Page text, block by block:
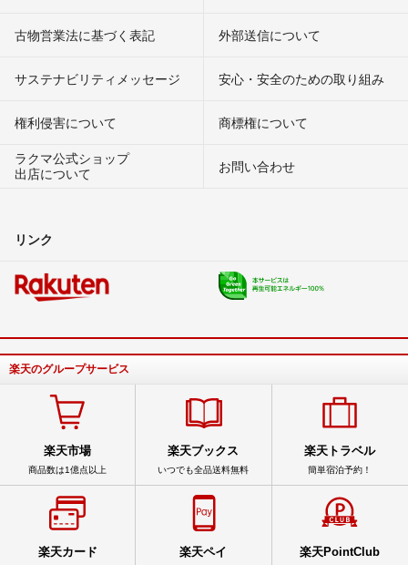
古物営業法に基づく表記 外部送信について
サステナビリティメッセージ 安心・安全のための取り組み
権利侵害について
商標権について
ラクマ公式ショップ
出店について
お問い合わせ
リンク
楽天のグループサービス
楽天市場
商品数は1億点以上
楽天ブックス
いつでも全品送料無料
楽天トラベル
簡単宿泊予約！
楽天カード 楽天ペイ 楽天PointClub